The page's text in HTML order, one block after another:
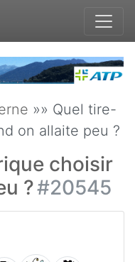
»» Quel tire-
on allaite peu ?
choisir
?#20545